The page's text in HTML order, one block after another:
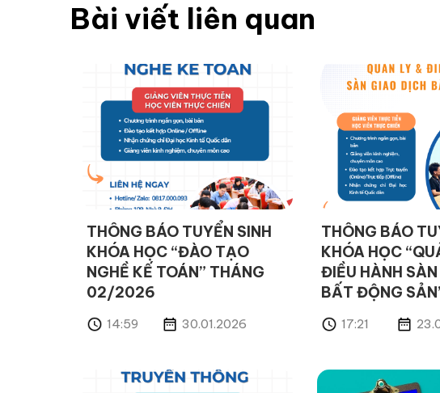
Bài viết liên quan
THÔNG BÁO TUYỂN SINH
KHÓA HỌC “ĐÀO TẠO
NGHỀ KẾ TOÁN” THÁNG
02/2026
14:59 30.01.2026
THÔNG BÁO
KHÓA HỌC
ĐIỀU HÀNH
BẤT ĐỘNG
17:21